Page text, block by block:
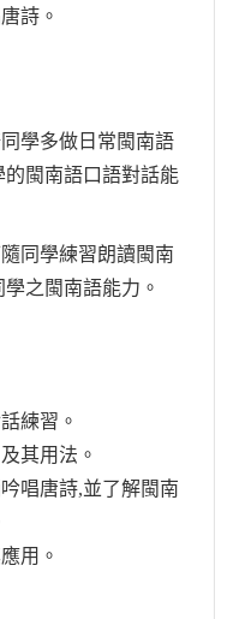
詩。
學多做日常閩南語
閩南語口語對話能
同學練習朗讀閩南
之閩南語能力。
練習。
其用法。
唱唐詩,並了解閩南
用。